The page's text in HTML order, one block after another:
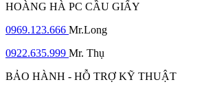
HOÀNG HÀ PC CẦU GIẤY
0969.123.666 Mr.Long
0922.635.999 Mr. Thụ
BẢO HÀNH - HỖ TRỢ KỸ THUẬT